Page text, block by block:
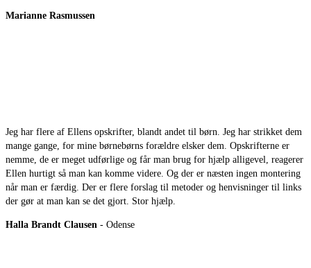
Marianne Rasmussen
Jeg har flere af Ellens opskrifter, blandt andet til børn. Jeg har strikket dem
mange gange, for mine børnebørns forældre elsker dem. Opskrifterne er
nemme, de er meget udførlige og får man brug for hjælp alligevel, reagerer
Ellen hurtigt så man kan komme videre. Og der er næsten ingen montering
når man er færdig. Der er flere forslag til metoder og henvisninger til links
der gør at man kan se det gjort. Stor hjælp.
Halla Brandt Clausen - Odense